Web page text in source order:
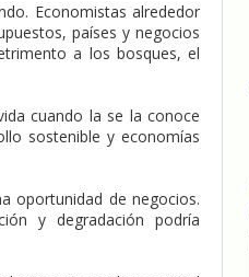
Economistas alrededor
países y negocios
a los bosques, el
cuando la se la conoce
sostenible y economías
oportunidad de negocios.
y degradación podría